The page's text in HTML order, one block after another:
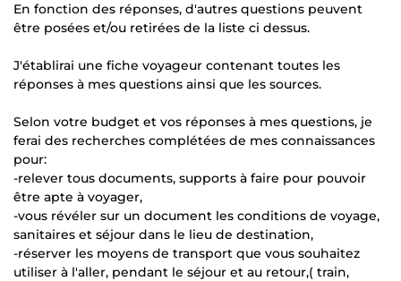
En fonction des réponses, d'autres questions peuvent
être posées et/ou retirées de la liste ci dessus.
J'établirai une fiche voyageur contenant toutes les
réponses à mes questions ainsi que les sources.
Selon votre budget et vos réponses à mes questions, je
ferai des recherches complétées de mes connaissances
pour:
-relever tous documents, supports à faire pour pouvoir
être apte à voyager,
-vous révéler sur un document les conditions de voyage,
sanitaires et séjour dans le lieu de destination,
-réserver les moyens de transport que vous souhaitez
utiliser à l'aller, pendant le séjour et au retour,( train,